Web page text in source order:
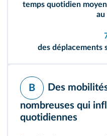
temps quotidien
au
des déplacements
B
Des
nombreuses qui
quotidiennes